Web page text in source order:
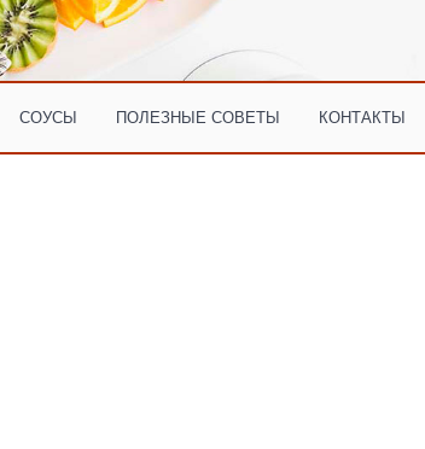
СОУСЫ ПОЛЕЗНЫЕ СОВЕТЫ КОНТАКТЫ